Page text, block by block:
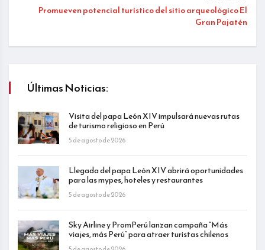
Promueven potencial turístico del sitio arqueológico El
Gran Pajatén
Últimas Noticias:
Visita del papa León XIV impulsará nuevas rutas
de turismo religioso en Perú
5 de agosto de 2026
Llegada del papa León XIV abrirá oportunidades
para las mypes, hoteles y restaurantes
5 de agosto de 2026
Sky Airline y PromPerú lanzan campaña “Más
viajes, más Perú” para atraer turistas chilenos